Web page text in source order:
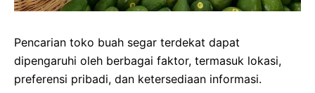
Pencarian toko buah segar terdekat dapat
dipengaruhi oleh berbagai faktor, termasuk lokasi,
preferensi pribadi, dan ketersediaan informasi.